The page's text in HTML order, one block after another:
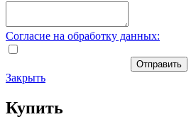
Согласие на обработку данных:
Отправить
Закрыть
Купить